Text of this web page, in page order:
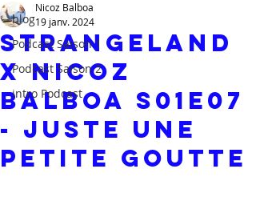
blog
Podcast Saison 1
Podcast Saison 2
intro Podcast
Strangeland
x Nicoz
Balboa S01E07
- Juste Une
Petite Goutte
Nicoz Balboa
19 janv. 2024